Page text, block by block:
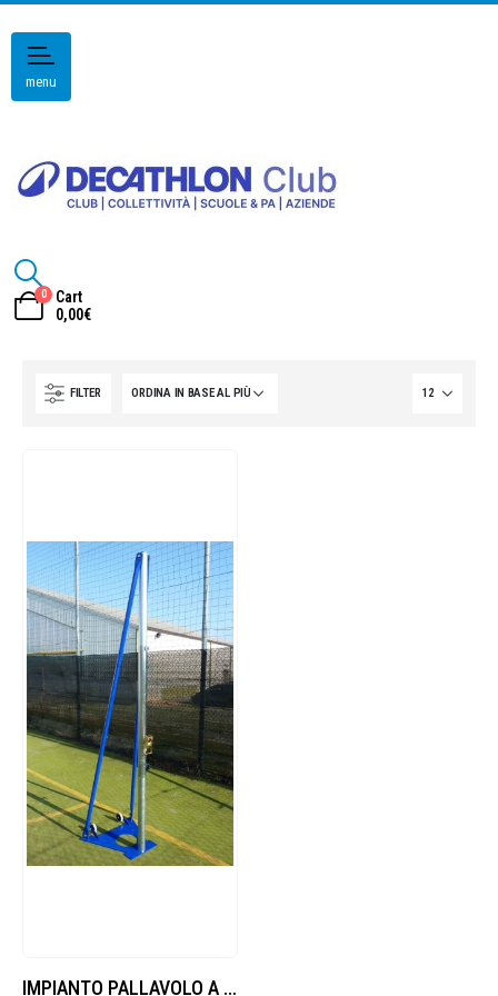
menu
0
Cart
0,00€
FILTER
IMPIANTO PALLAVOLO A TRALICCIO CON TIRANTI RIDOTTI, IN ACCIAIO, PALO TONDO Ø70MM, CERTIFICATO UNI-EN 1271.